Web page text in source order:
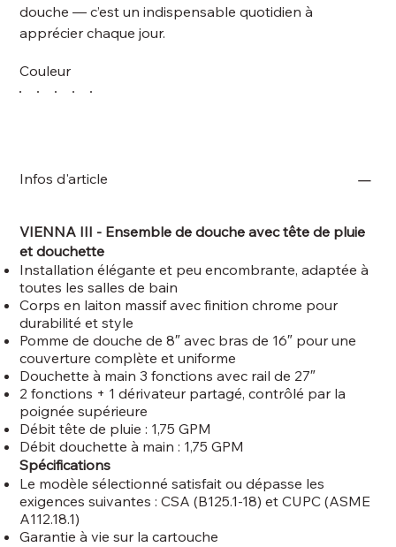
douche — c’est un indispensable quotidien à
apprécier chaque jour.
Couleur
Infos d'article
VIENNA III - Ensemble de douche avec tête de pluie
et douchette
Installation élégante et peu encombrante, adaptée à
toutes les salles de bain
Corps en laiton massif avec finition chrome pour
durabilité et style
Pomme de douche de 8″ avec bras de 16″ pour une
couverture complète et uniforme
Douchette à main 3 fonctions avec rail de 27″
2 fonctions + 1 dérivateur partagé, contrôlé par la
poignée supérieure
Débit tête de pluie : 1,75 GPM
Débit douchette à main : 1,75 GPM
Spécifications
Le modèle sélectionné satisfait ou dépasse les
exigences suivantes : CSA (B125.1-18) et CUPC (ASME
A112.18.1)
Garantie à vie sur la cartouche